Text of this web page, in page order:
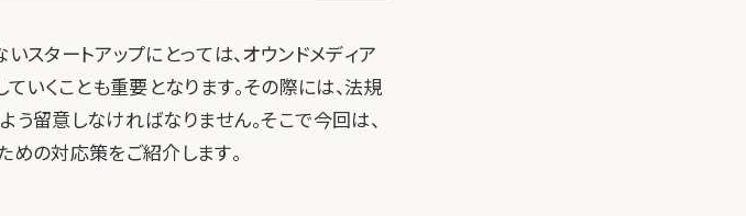
タートアップにとっては、オウンドメディア
いくことも重要となります。その際には、法規
留意しなければなりません。そこで今回は、
の対応策をご紹介します。